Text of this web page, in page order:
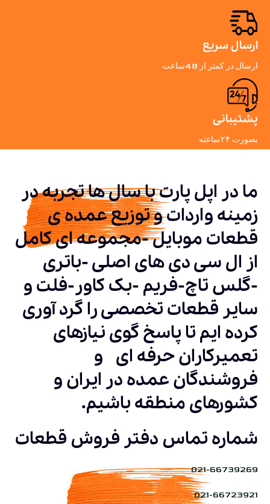
ارسال سریع
ارسال در کمتر از 48ساعت
پشتیبانی
بصورت ۲۴ساعته
ما در اپل پارت با سال ها تجربه در
زمینه واردات و توزیع عمده ی
قطعات موبایل -مجموعه ای کامل
از ال سی دی های اصلی -باتری
-گلس تاچ-فریم -بک کاور-فلت و
سایر قطعات تخصصی را گرد آوری
کرده ایم تا پاسخ گوی نیازهای
تعمیرکاران حرفه ای و
فروشندگان عمده در ایران و
کشورهای منطقه باشیم.
شماره تماس دفتر فروش قطعات
021-66739269
021-66723921